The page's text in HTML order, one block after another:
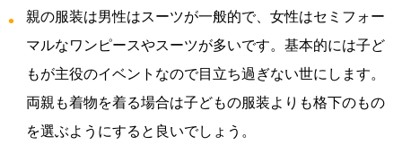
親の服装は男性はスーツが一般的で、女性はセミフォー
マルなワンピースやスーツが多いです。基本的には子ど
もが主役のイベントなので目立ち過ぎない世にします。
両親も着物を着る場合は子どもの服装よりも格下のもの
を選ぶようにすると良いでしょう。